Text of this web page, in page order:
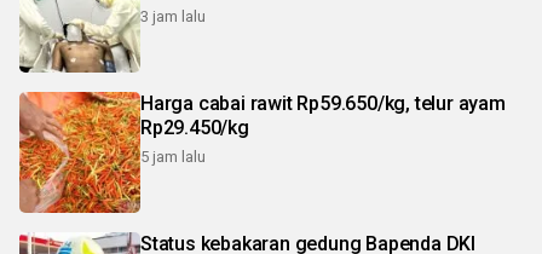
3 jam lalu
Harga cabai rawit Rp59.650/kg, telur ayam
Rp29.450/kg
5 jam lalu
Status kebakaran gedung Bapenda DKI